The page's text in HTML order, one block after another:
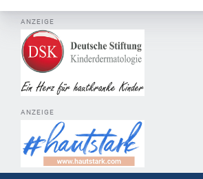
ANZEIGE
ANZEIGE